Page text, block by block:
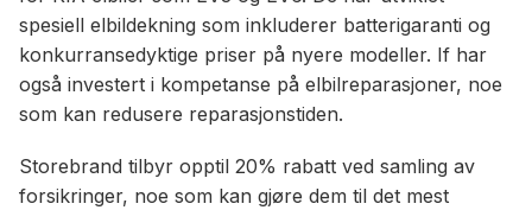
spesiell elbildekning som inkluderer batterigaranti og
konkurransedyktige priser på nyere modeller. If har
også investert i kompetanse på elbilreparasjoner, noe
som kan redusere reparasjonstiden.
Storebrand tilbyr opptil 20% rabatt ved samling av
forsikringer, noe som kan gjøre dem til det mest